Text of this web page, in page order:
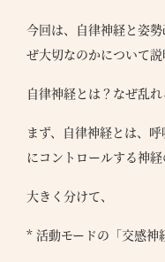
今回は、自律神経と姿
ぜ大切なのかについて説
自律神経とは？なぜ乱
まず、自律神経とは、
にコントロールする神経
大きく分けて、
* 活動モードの「交感神